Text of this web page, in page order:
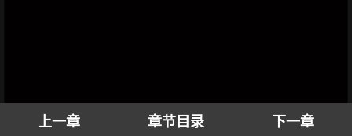
上一章 章节目录 下一章